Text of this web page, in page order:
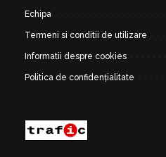
Echipa
Termeni si conditii de utilizare
Informatii despre cookies
Politica de confidențialitate